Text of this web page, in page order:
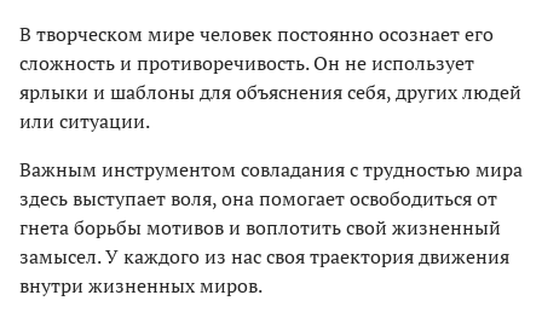
В творческом мире человек постоянно осознает его
сложность и противоречивость. Он не использует
ярлыки и шаблоны для объяснения себя, других людей
или ситуации.
Важным инструментом совладания с трудностью мира
здесь выступает воля, она помогает освободиться от
гнета борьбы мотивов и воплотить свой жизненный
замысел. У каждого из нас своя траектория движения
внутри жизненных миров.